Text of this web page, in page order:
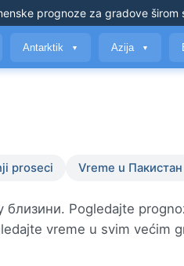
prognoze za gradove širom
Antarktik ▼ Azija ▼
proseci Vreme u Пакистан
Pogledajte
vreme u svim većim